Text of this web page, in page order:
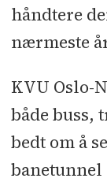
håndtere
nærmeste
KVU Oslo-
både buss,
bedt om å